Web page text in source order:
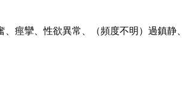
痙攣、性欲異常、（頻度不明）過鎮静、